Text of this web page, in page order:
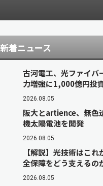
新着ニュース
古河電工、光ファイバ
力増強に1,000億円投
2026.08.05
阪大とartience、無色
機太陽電池を開発
2026.08.05
【解説】光技術はこれ
全保障をどう支えるの
2026.08.05